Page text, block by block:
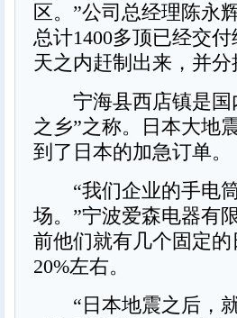
区。”公司总经理陈永
总计1400多顶已经交
天之内赶制出来，并分
宁海县西店镇是国
之乡”之称。日本大地
到了日本的加急订单。
“我们企业的手电筒
场。”宁波爱森电器有
前他们就有几个固定
20%左右。
“日本地震之后，就